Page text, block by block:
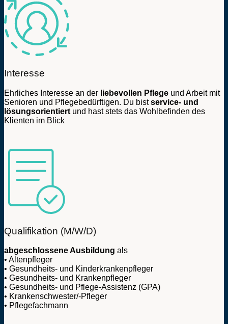
Interesse
Ehrliches Interesse an der liebevollen Pflege und Arbeit mit
Senioren und Pflegebedürftigen. Du bistservice- und
lösungsorientiert und hast stets das Wohlbefinden des
Klienten im Blick
Qualifikation (M/W/D)
abgeschlossene Ausbildung als
• Altenpfleger
• Gesundheits- und Kinderkrankenpfleger
• Gesundheits- und Krankenpfleger
• Gesundheits- und Pflege-Assistenz (GPA)
• Krankenschwester/-Pfleger
• Pflegefachmann